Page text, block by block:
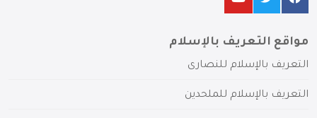
مواقع التعريف بالإسلام
التعريف بالإسلام للنصارى
التعريف بالإسلام للملحدين